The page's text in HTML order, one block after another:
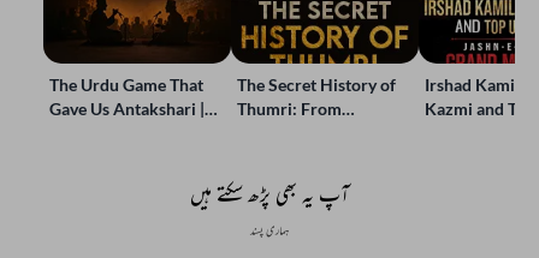
The Urdu Game That
Gave Us Antakshari |
The Secret History of
Thumri: From
Irshad Kamil,
Kazmi and
آپ یہ بھی پڑھ سکتے ہیں
ہماری پسند